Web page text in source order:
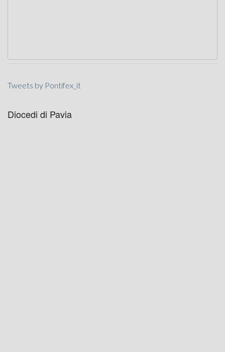
Tweets by Pontifex_it
Diocedi di Pavia